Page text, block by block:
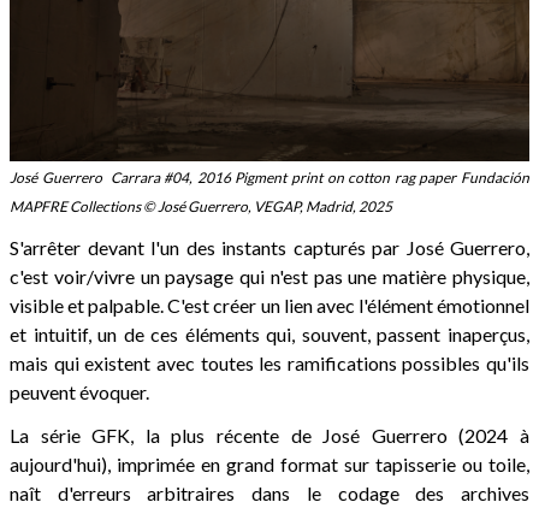
José Guerrero Carrara #04, 2016 Pigment print on cotton rag paper Fundación
MAPFRE Collections © José Guerrero, VEGAP, Madrid, 2025
S'arrêter devant l'un des instants capturés par José Guerrero,
c'est voir/vivre un paysage qui n'est pas une matière physique,
visible et palpable. C'est créer un lien avec l'élément émotionnel
et intuitif, un de ces éléments qui, souvent, passent inaperçus,
mais qui existent avec toutes les ramifications possibles qu'ils
peuvent évoquer.
La série GFK, la plus récente de José Guerrero (2024 à
aujourd'hui), imprimée en grand format sur tapisserie ou toile,
naît d'erreurs arbitraires dans le codage des archives